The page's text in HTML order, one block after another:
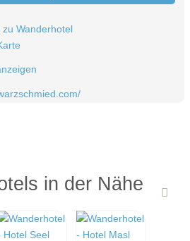
Wanderhotel
in der Nähe